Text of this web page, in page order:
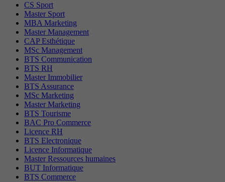
CS Sport
Master Sport
MBA Marketing
Master Management
CAP Esthétique
MSc Management
BTS Communication
BTS RH
Master Immobilier
BTS Assurance
MSc Marketing
Master Marketing
BTS Tourisme
BAC Pro Commerce
Licence RH
BTS Electronique
Licence Informatique
Master Ressources humaines
BUT Informatique
BTS Commerce